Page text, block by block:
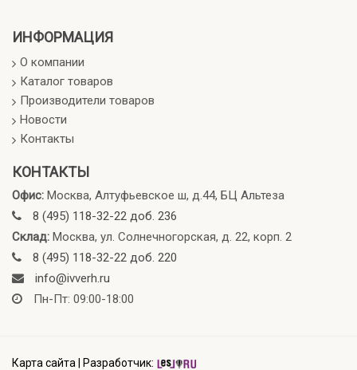
ИНФОРМАЦИЯ
О компании
Каталог товаров
Производители товаров
Новости
Контакты
КОНТАКТЫ
Офис: Москва, Алтуфьевское ш, д.44, БЦ Альтеза
8 (495) 118-32-22 доб. 236
Склад: Москва, ул. Солнечногорская, д. 22, корп. 2
8 (495) 118-32-22 доб. 220
info@ivverh.ru
Пн-Пт: 09:00-18:00
Карта сайта Разработчик: